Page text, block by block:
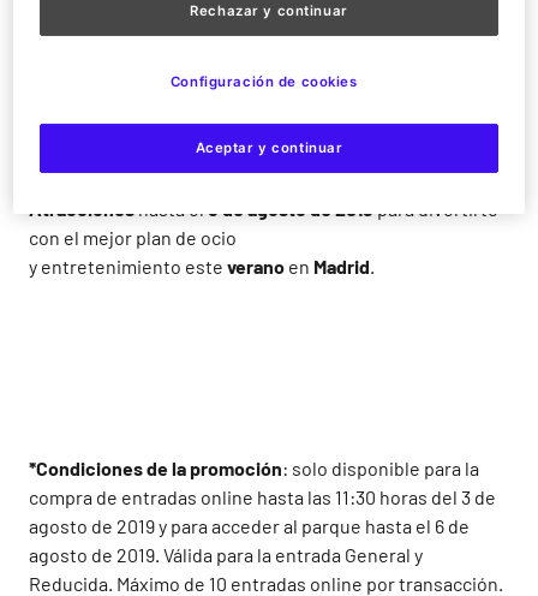
o bailar con los mejores
¡Corre porque solo tienes hasta las 11:30 horas del
¿A qué esperas? No lo pienses más ycompra ya tus
entradas onlinepara venir alParque de
con el mejor plan de ocio
y entretenimiento este verano en Madrid
*Condiciones de la promoción: solo disponible para la
compra de entradas online hasta las 11:30 horas del 3 de
agosto de 2019 y para acceder al parque hasta el 6 de
agosto de 2019. Válida para la entrada General y
Reducida. Máximo de 10 entradas online por transacción.
Rechazar y continuar
Aceptar y continuar
Configuración de cookies